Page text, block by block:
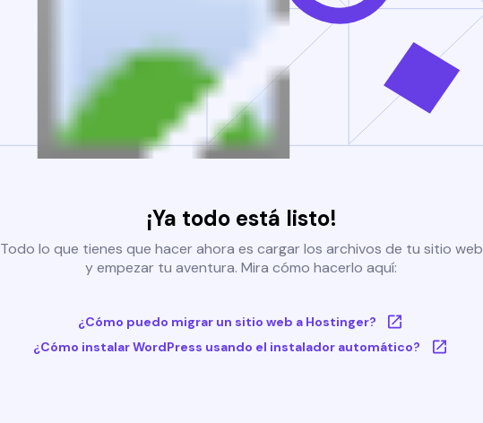
¡Ya todo está listo!
Todo lo que tienes que hacer ahora es cargar los archivos de tu sitio web
y empezar tu aventura. Mira cómo hacerlo aquí:
¿Cómo puedo migrar un sitio web a Hostinger?
¿Cómo instalar WordPress usando el instalador automático?